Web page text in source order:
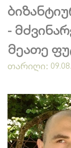
-
მეათე
თარიღი: